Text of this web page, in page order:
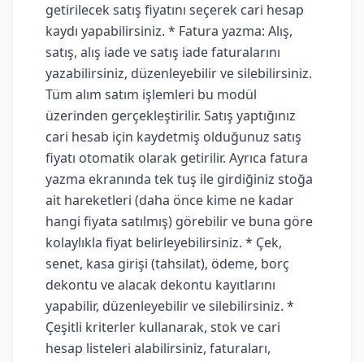
getirilecek satış fiyatını seçerek cari hesap
kaydı yapabilirsiniz. * Fatura yazma: Alış,
satış, alış iade ve satış iade faturalarını
yazabilirsiniz, düzenleyebilir ve silebilirsiniz.
Tüm alım satım işlemleri bu modül
üzerinden gerçekleştirilir. Satış yaptığınız
cari hesab için kaydetmiş olduğunuz satış
fiyatı otomatik olarak getirilir. Ayrıca fatura
yazma ekranında tek tuş ile girdiğiniz stoğa
ait hareketleri (daha önce kime ne kadar
hangi fiyata satılmış) görebilir ve buna göre
kolaylıkla fiyat belirleyebilirsiniz. * Çek,
senet, kasa girişi (tahsilat), ödeme, borç
dekontu ve alacak dekontu kayıtlarını
yapabilir, düzenleyebilir ve silebilirsiniz. *
Çeşitli kriterler kullanarak, stok ve cari
hesap listeleri alabilirsiniz, faturaları,